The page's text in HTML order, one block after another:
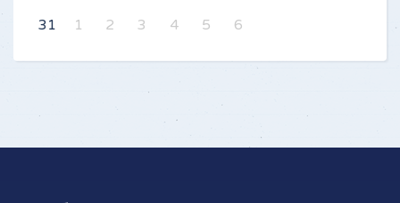
31
1 2 3 4 5 6